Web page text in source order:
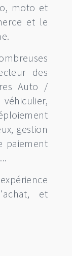
moto et
et le
des
Auto /
gestion
paiement
et